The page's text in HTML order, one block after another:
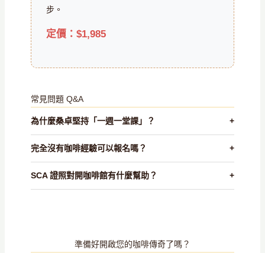
步。
定價：$1,985
常見問題 Q&A
為什麼桑卓堅持「一週一堂課」？ +
完全沒有咖啡經驗可以報名嗎？ +
SCA 證照對開咖啡館有什麼幫助？ +
準備好開啟您的咖啡傳奇了嗎？